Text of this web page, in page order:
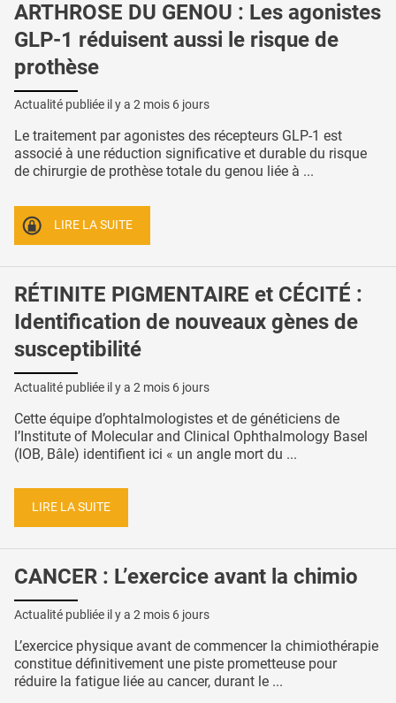
ARTHROSE DU GENOU : Les agonistes
GLP-1 réduisent aussi le risque de
prothèse
Actualité publiée il y a 2 mois 6 jours
Le traitement par agonistes des récepteurs GLP-1 est
associé à une réduction significative et durable du risque
de chirurgie de prothèse totale du genou liée à ...
LIRE LA SUITE
RÉTINITE PIGMENTAIRE et CÉCITÉ :
Identification de nouveaux gènes de
susceptibilité
Actualité publiée il y a 2 mois 6 jours
Cette équipe d’ophtalmologistes et de généticiens de
l’Institute of Molecular and Clinical Ophthalmology Basel
(IOB, Bâle) identifient ici « un angle mort du ...
LIRE LA SUITE
CANCER : L’exercice avant la chimio
Actualité publiée il y a 2 mois 6 jours
L’exercice physique avant de commencer la chimiothérapie
constitue définitivement une piste prometteuse pour
réduire la fatigue liée au cancer, durant le ...